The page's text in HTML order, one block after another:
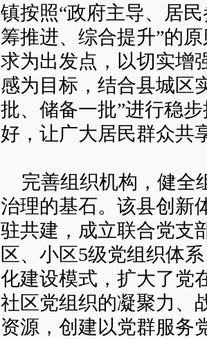
镇按照“政府主导、居
筹推进、综合提升”的
求为出发点，以切实增
感为目标，结合县城区
批、储备一批”进行稳
好，让广大居民群众共
完善组织机构，健全
治理的基石。该县创新
驻共建，成立联合党支
区、小区5级党组织体
化建设模式，扩大了党
社区党组织的凝聚力、
资源，创建以党群服务